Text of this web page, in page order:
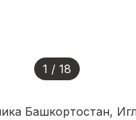
1 / 18
Башкортостан,